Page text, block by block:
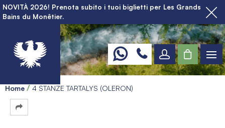
NOVITÀ 2026! Prenota subito i tuoi biglietti per Les Grands
Bains du Monêtier.
Home 4 STANZE TARTALYS (OLERON)